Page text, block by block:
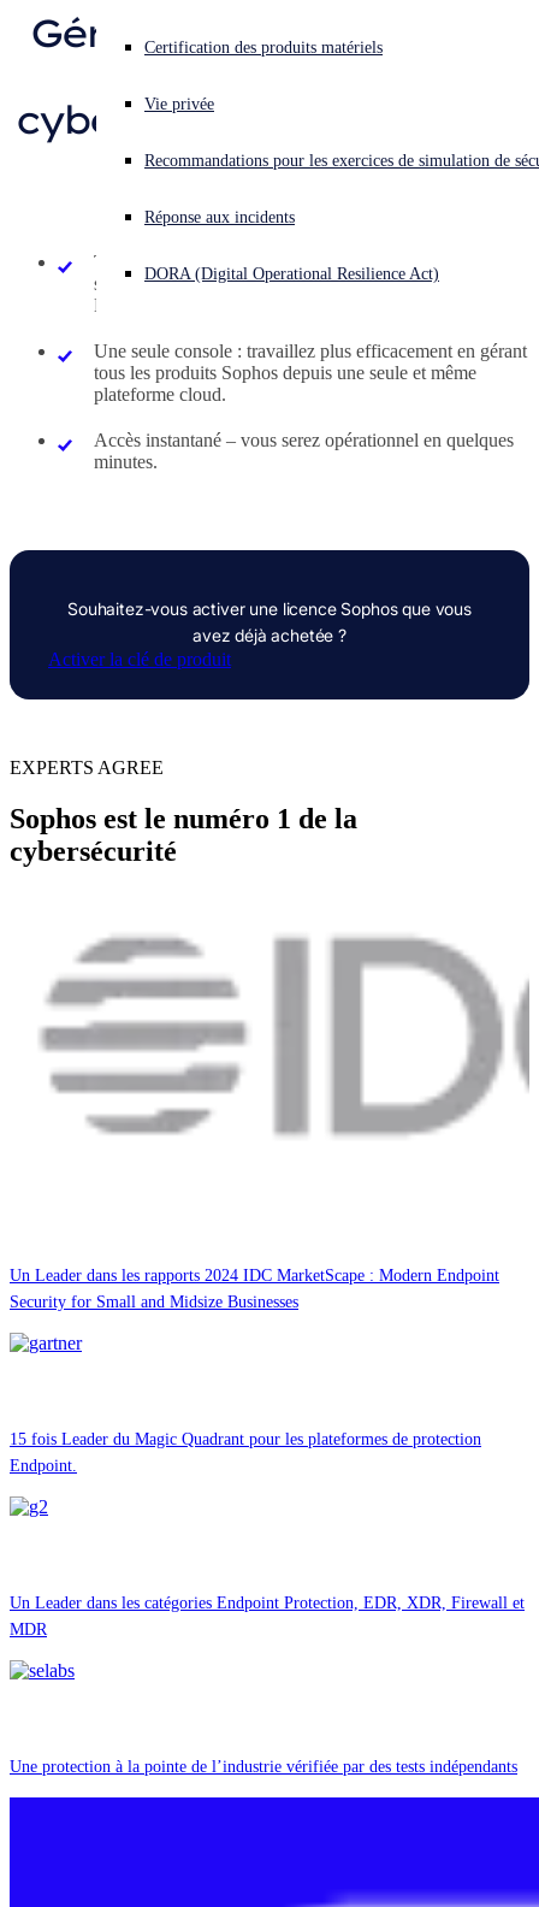
Vous subissez une cyberattaque ? Obtenez une aide immédiate.
Open search
Open language switcher
Certification des produits matériels
Vie privée
Recommandations pour les exercices de simulation de
Réponse aux incidents
DORA (Digital Operational Resilience Act)
Obtenir nos prix
Démo
Gérez l’ensemble de vos
cybersécurité depuis une
seule et même
plateforme
Toutes les solutions : essayez notre suite complète de
systèmes de protection, notamment Endpoint, XDR,
Email, Mobile et Server Protection.
Une seule console : travaillez plus efficacement en gérant
tous les produits Sophos depuis une seule et même
plateforme cloud.
Accès instantané – vous serez opérationnel en quelques
minutes.
Souhaitez-vous activer une licence Sophos que vous
avez déjà achetée ?
Activer la clé de produit
EXPERTS AGREE
Sophos est le numéro 1 de la
cybersécurité
Un Leader dans les rapports 2024 IDC MarketScape : Modern Endpoint
Security for Small and Midsize Businesses
15 fois Leader du Magic Quadrant pour les plateformes de protection
Endpoint.
Un Leader dans les catégories Endpoint Protection, EDR, XDR, Firewall et
MDR
Une protection à la pointe de l’industrie vérifiée par des tests indépendants